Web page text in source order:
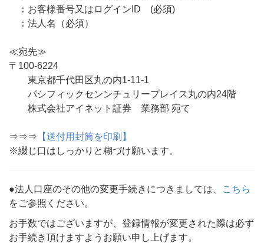
：お客様番号又はログインID (必須)
：法人名（必須）
≪宛先≫
〒100-6224
東京都千代田区丸の内1-11-1
パシフィックセンンチュリープレイス丸の内24階
株式会社アイネット証券 業務部 宛て
⇒⇒⇒ 【送付用封筒を印刷】
※綴じ口はしっかりと糊づけ願います。
●法人口座のその他の変更手続きにつきましては、
こちら
をご参照ください。
お手数ではございますが、登録情報が変更された際は必ず
お手続き頂けますようお願い申し上げます。